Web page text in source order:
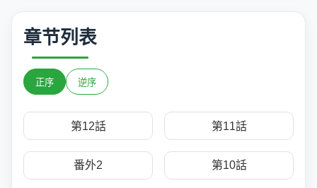
章节列表
正序 逆序
第12話 第11話
番外2 第10話